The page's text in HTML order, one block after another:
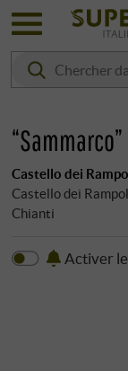
Castello dei
Castello dei
Chianti
Activer